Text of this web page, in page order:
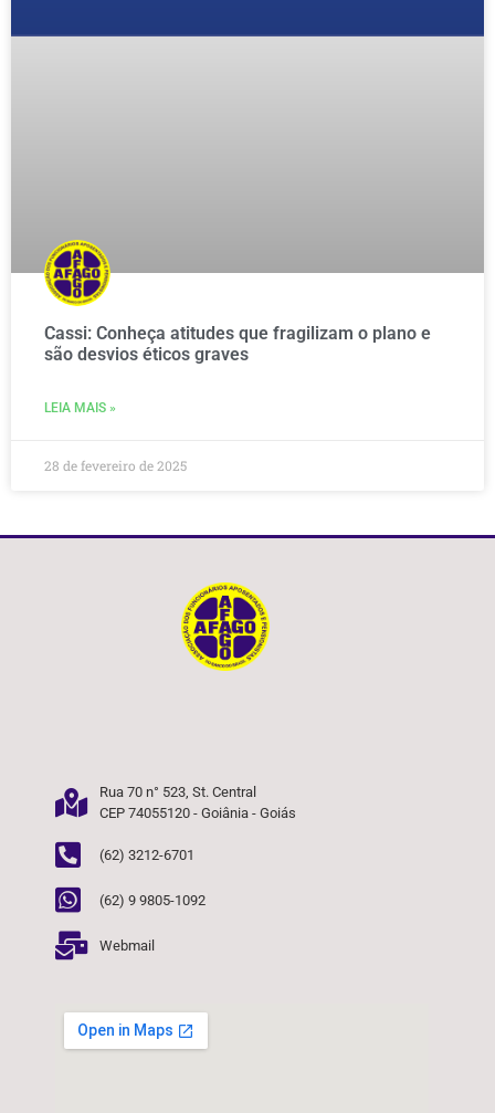
Cassi: Conheça atitudes que fragilizam o plano e
são desvios éticos graves
LEIA MAIS »
28 de fevereiro de 2025
Rua 70 n° 523, St. Central
CEP 74055120 - Goiânia - Goiás
(62) 3212-6701
(62) 9 9805-1092
Webmail